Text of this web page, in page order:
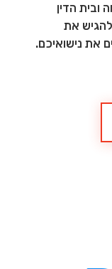
ובית הדין
את
את נישואיכם.